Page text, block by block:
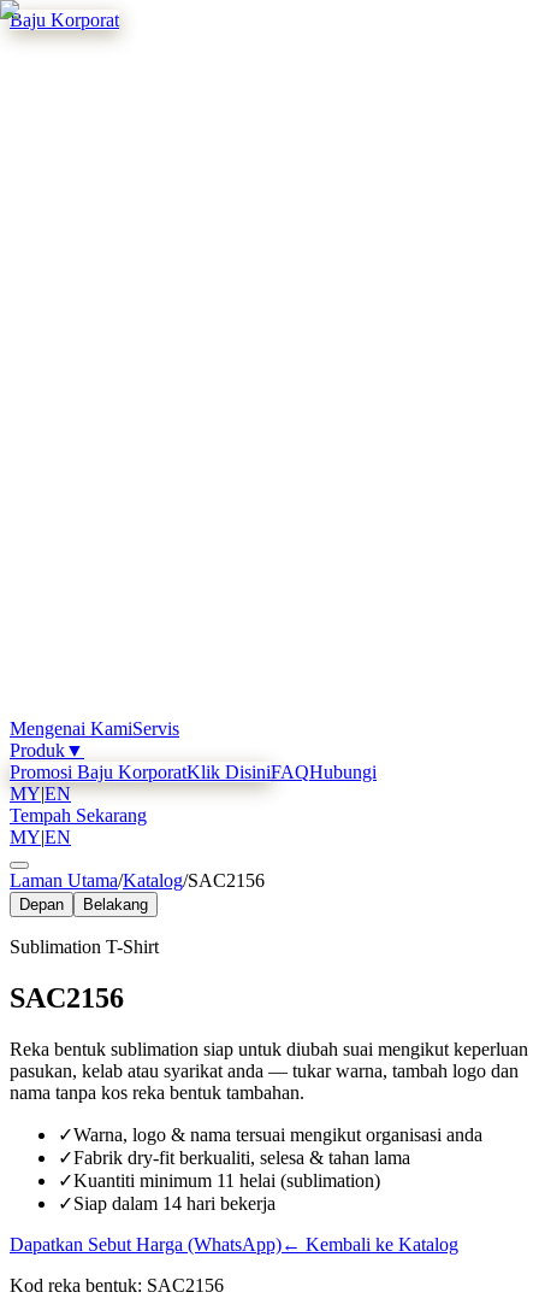
Baju Korporat
Mengenai KamiServis
Produk▼
Promosi Baju KorporatKlik DisiniFAQHubungi
MY|EN
Tempah Sekarang
MY|EN
Laman Utama/Katalog/SAC2156
Depan Belakang
Sublimation T-Shirt
SAC2156
Reka bentuk sublimation siap untuk diubah suai mengikut keperluan
pasukan, kelab atau syarikat anda — tukar warna, tambah logo dan
nama tanpa kos reka bentuk tambahan.
✓Warna, logo & nama tersuai mengikut organisasi anda
✓Fabrik dry-fit berkualiti, selesa & tahan lama
✓Kuantiti minimum 11 helai (sublimation)
✓Siap dalam 14 hari bekerja
Dapatkan Sebut Harga (WhatsApp)← Kembali ke Katalog
Kod reka bentuk: SAC2156